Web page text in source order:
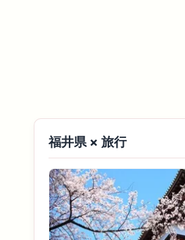
福井県 × 旅行